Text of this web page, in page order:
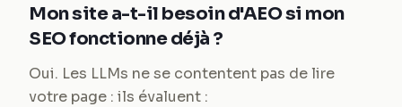
Mon site a-t-il besoin d'AEO si mon
SEO fonctionne déjà ?
Oui. Les LLMs ne se contentent pas de lire
votre page : ils évaluent :